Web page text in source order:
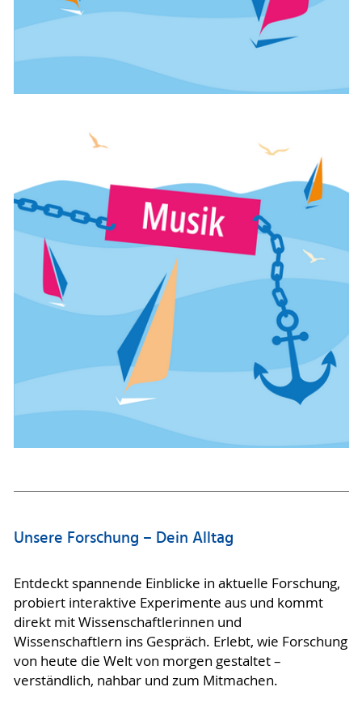
Unsere Forschung – Dein Alltag
Entdeckt spannende Einblicke in aktuelle Forschung,
probiert interaktive Experimente aus und kommt
direkt mit Wissenschaftlerinnen und
Wissenschaftlern ins Gespräch. Erlebt, wie Forschung
von heute die Welt von morgen gestaltet –
verständlich, nahbar und zum Mitmachen.